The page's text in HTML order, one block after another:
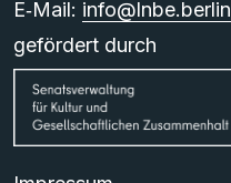
E‑Mail: info@lnbe.berlin
gefördert durch